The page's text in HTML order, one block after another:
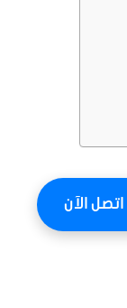
اتصل الآن